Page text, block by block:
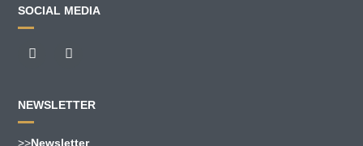
SOCIAL MEDIA
NEWSLETTER
>>Newsletter